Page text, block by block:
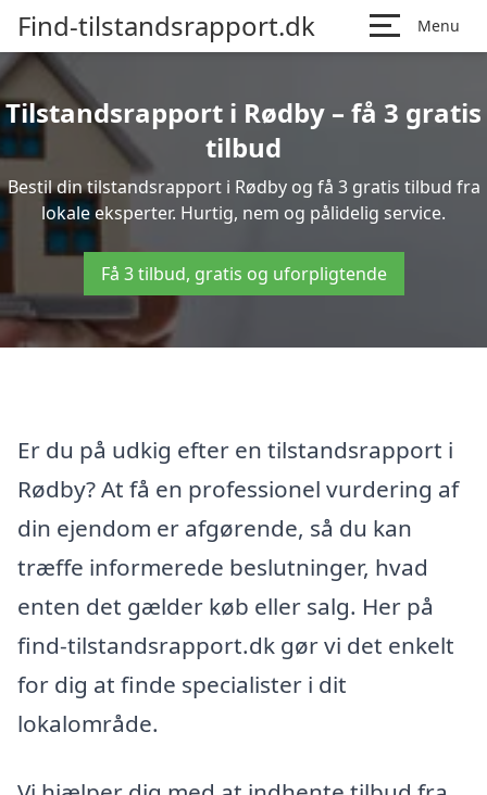
Find-tilstandsrapport.dk Menu
Tilstandsrapport i Rødby – få 3 gratis
tilbud
Bestil din tilstandsrapport i Rødby og få 3 gratis tilbud fra
lokale eksperter. Hurtig, nem og pålidelig service.
Få 3 tilbud, gratis og uforpligtende
Er du på udkig efter en tilstandsrapport i
Rødby? At få en professionel vurdering af
din ejendom er afgørende, så du kan
træffe informerede beslutninger, hvad
enten det gælder køb eller salg. Her på
find-tilstandsrapport.dk gør vi det enkelt
for dig at finde specialister i dit
lokalområde.